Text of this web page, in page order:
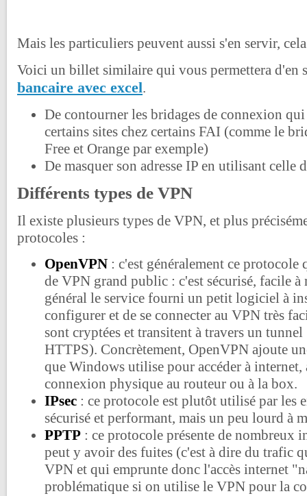
Mais les particuliers peuvent aussi s'en servir,
Voici un billet similaire qui vous permettera d'en
bancaire avec excel.
De contourner les bridages de connexion
certains sites chez certains FAI (comme le
Free et Orange par exemple)
De masquer son adresse IP en utilisant celle
Différents types de VPN
Il existe plusieurs types de VPN, et plus
protocoles :
OpenVPN : c'est généralement ce protocole
de VPN grand public : c'est sécurisé, facile à
général le service fourni un petit logiciel à
configurer et de se connecter au VPN très
sont cryptées et transitent à travers un
HTTPS). Concrètement, OpenVPN ajoute
que Windows utilise pour accéder à internet,
connexion physique au routeur ou à la box.
IPsec : ce protocole est plutôt utilisé par les
sécurisé et performant, mais un peu lourd à
PPTP : ce protocole présente de nombreux
peut y avoir des fuites (c'est à dire du trafic
VPN et qui emprunte donc l'accès internet
problématique si on utilise le VPN pour la